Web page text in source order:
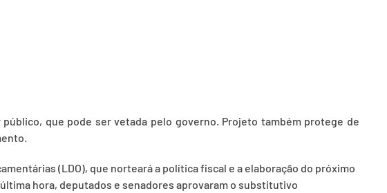
que pode ser vetada pelo governo. Projeto também protege de
(LDO), que norteará a política fiscal e a elaboração do próximo
hora, deputados e senadores aprovaram o substitutivo